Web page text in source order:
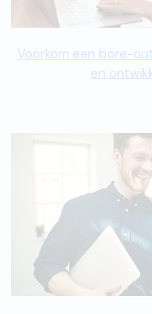
Voorkom een bore-
en